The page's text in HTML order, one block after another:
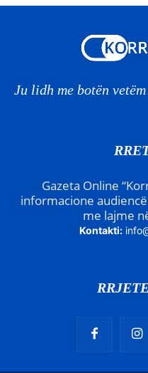
Ju lidh me botën
Gazeta Online
informacione
me lajme
Kontakti: